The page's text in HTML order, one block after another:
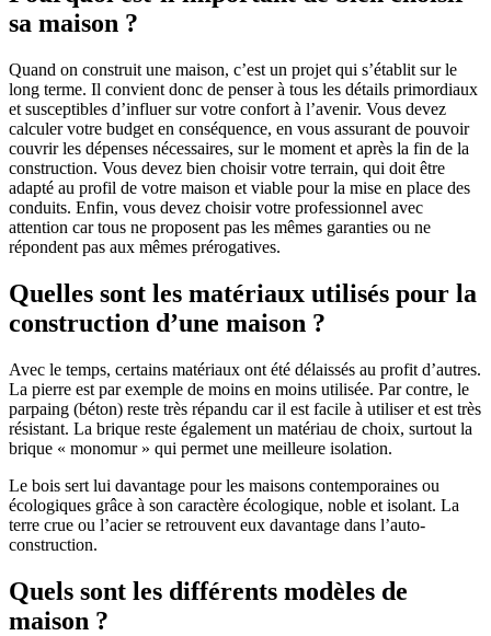
sa maison ?
Quand on construit une maison, c’est un projet qui s’établit sur le
long terme. Il convient donc de penser à tous les détails primordiaux
et susceptibles d’influer sur votre confort à l’avenir. Vous devez
calculer votre budget en conséquence, en vous assurant de pouvoir
couvrir les dépenses nécessaires, sur le moment et après la fin de la
construction. Vous devez bien choisir votre terrain, qui doit être
adapté au profil de votre maison et viable pour la mise en place des
conduits. Enfin, vous devez choisir votre professionnel avec
attention car tous ne proposent pas les mêmes garanties ou ne
répondent pas aux mêmes prérogatives.
Quelles sont les matériaux utilisés pour la
construction d’une maison ?
Avec le temps, certains matériaux ont été délaissés au profit d’autres.
La pierre est par exemple de moins en moins utilisée. Par contre, le
parpaing (béton) reste très répandu car il est facile à utiliser et est très
résistant. La brique reste également un matériau de choix, surtout la
brique « monomur » qui permet une meilleure isolation.
Le bois sert lui davantage pour les maisons contemporaines ou
écologiques grâce à son caractère écologique, noble et isolant. La
terre crue ou l’acier se retrouvent eux davantage dans l’auto-
construction.
Quels sont les différents modèles de
maison ?